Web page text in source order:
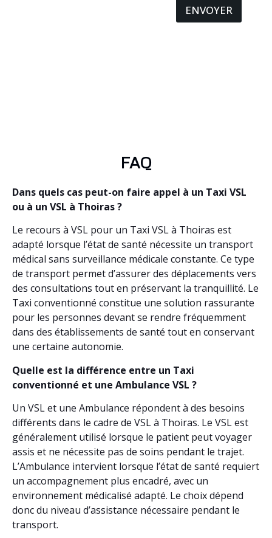
ENVOYER
FAQ
Dans quels cas peut-on faire appel à un Taxi VSL
ou à un VSL à Thoiras ?
Le recours à VSL pour un Taxi VSL à Thoiras est
adapté lorsque l’état de santé nécessite un transport
médical sans surveillance médicale constante. Ce type
de transport permet d’assurer des déplacements vers
des consultations tout en préservant la tranquillité. Le
Taxi conventionné constitue une solution rassurante
pour les personnes devant se rendre fréquemment
dans des établissements de santé tout en conservant
une certaine autonomie.
Quelle est la différence entre un Taxi
conventionné et une Ambulance VSL ?
Un VSL et une Ambulance répondent à des besoins
différents dans le cadre de VSL à Thoiras. Le VSL est
généralement utilisé lorsque le patient peut voyager
assis et ne nécessite pas de soins pendant le trajet.
L’Ambulance intervient lorsque l’état de santé requiert
un accompagnement plus encadré, avec un
environnement médicalisé adapté. Le choix dépend
donc du niveau d’assistance nécessaire pendant le
transport.